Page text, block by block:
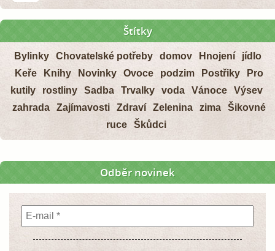
Štítky
Bylinky Chovatelské potřeby domov Hnojení
jídlo
Keře
Knihy Novinky Ovoce podzim Postřiky
Pro
kutily
rostliny Sadba Trvalky voda Vánoce
Výsev
zahrada
Zajímavosti Zdraví Zelenina zima
Šikovné
ruce
Škůdci
Odběr novinek